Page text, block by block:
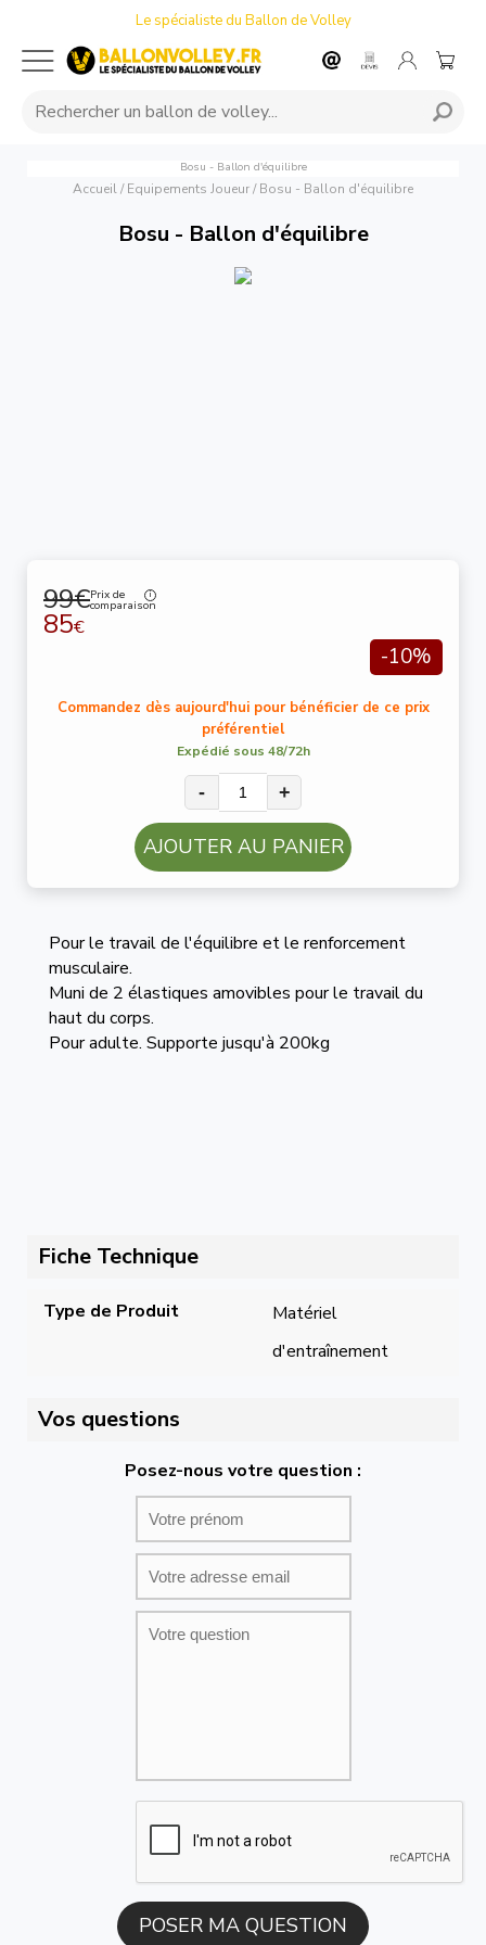
Le spécialiste du Ballon de Volley
Bosu - Ballon d'équilibre
Accueil/ Equipements Joueur/ Bosu - Ballon d'équilibre
Bosu - Ballon d'équilibre
99€Prix de
comparaison
85€
-10%
Commandez dès aujourd'hui pour bénéficier de ce prix
préférentiel
Expédié sous 48/72h
- +
AJOUTER AU PANIER
Pour le travail de l'équilibre et le renforcement
musculaire.
Muni de 2 élastiques amovibles pour le travail du
haut du corps.
Pour adulte. Supporte jusqu'à 200kg
Fiche Technique
Type de Produit
Matériel
d'entraînement
Vos questions
Posez-nous votre question :